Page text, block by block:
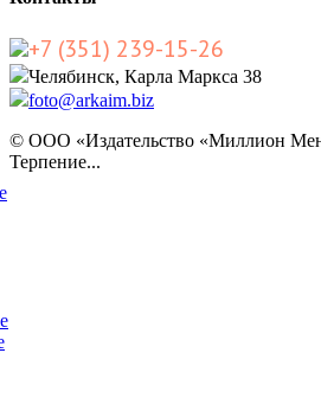
+7 (351) 239-15-26
Челябинск, Карла Маркса 38
foto@arkaim.biz
© ООО «Издательство «Миллион
Терпение...